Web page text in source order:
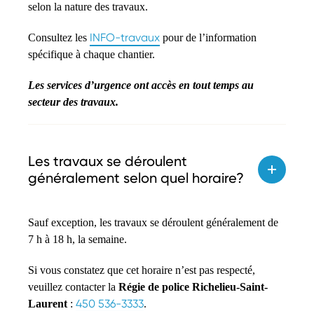
selon la nature des travaux.
Consultez les INFO-travaux pour de l’information
spécifique à chaque chantier.
Les services d’urgence ont accès en tout temps au
secteur des travaux.
Les travaux se déroulent
généralement selon quel horaire?
Sauf exception, les travaux se déroulent généralement de
7 h à 18 h, la semaine.
Si vous constatez que cet horaire n’est pas respecté,
veuillez contacter la Régie de police Richelieu-Saint-
Laurent : 450 536-3333.